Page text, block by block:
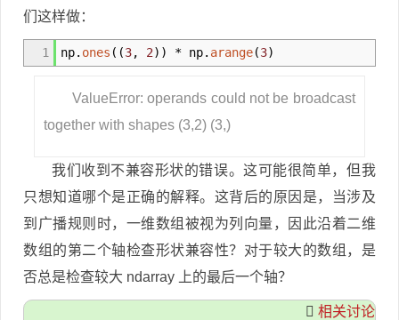
们这样做：
1 np. ones ( (3, 2) ) * np. arange(3)
ValueError: operands could not be broadcast
together with shapes (3,2) (3,)
我们收到不兼容形状的错误。这可能很简单，但我
只想知道哪个是正确的解释。这背后的原因是，当涉及
到广播规则时，一维数组被视为列向量，因此沿着二维
数组的第二个轴检查形状兼容性？对于较大的数组，是
否总是检查较大 ndarray 上的最后一个轴？
相关讨论